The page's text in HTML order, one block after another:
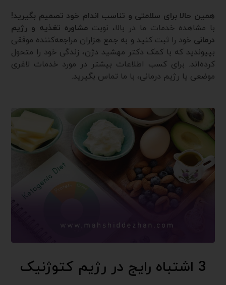
همین حالا برای سلامتی و تناسب اندام خود تصمیم بگیرید!
با مشاهده خدمات ما در بالا، نوبت مشاوره تغذیه و رژیم
درمانی خود را ثبت کنید و به جمع هزاران مراجعه‌کننده موفقی
بپیوندید که با کمک دکتر مهشید دژن، زندگی خود را متحول
کرده‌اند. برای کسب اطلاعات بیشتر در مورد خدمات لاغری
موضعی یا رژیم درمانی، با ما تماس بگیرید.
3 اشتباه رایج در رژیم کتوژنیک